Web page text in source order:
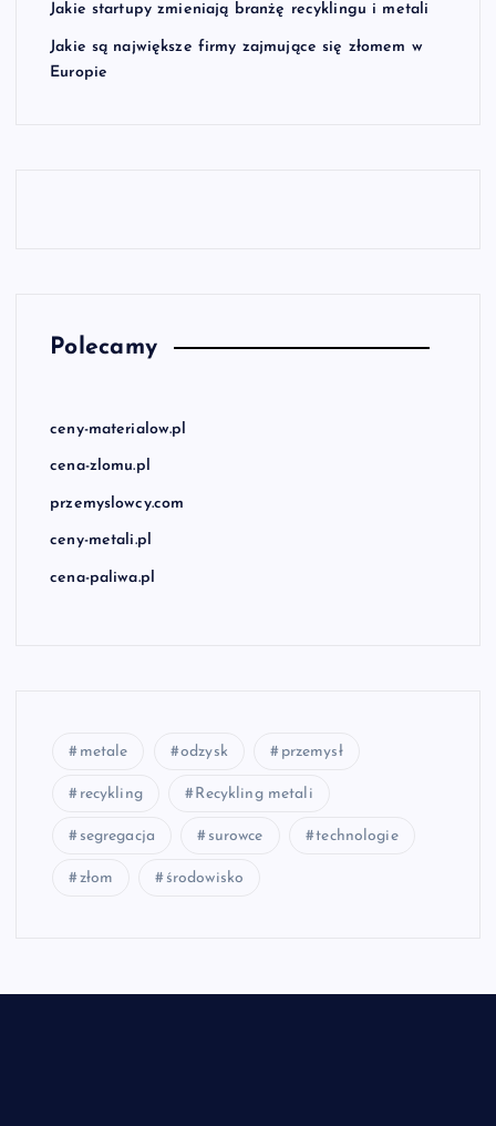
Jakie startupy zmieniają branżę recyklingu i metali
Jakie są największe firmy zajmujące się złomem w
Europie
Polecamy
ceny-materialow.pl
cena-zlomu.pl
przemyslowcy.com
ceny-metali.pl
cena-paliwa.pl
metale odzysk przemysł
recykling Recykling metali
segregacja surowce technologie
złom środowisko